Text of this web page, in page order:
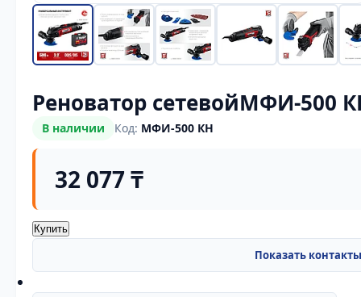
Реноватор сетевойМФИ-500
В наличии Код: МФИ-500 КН
32 077 ₸
Купить